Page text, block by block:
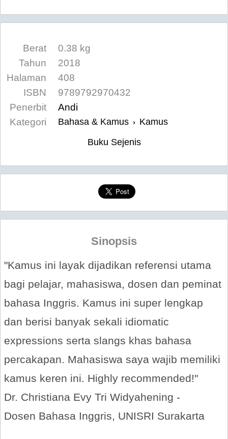
Berat
0.38 kg
Tahun
2018
Halaman
408
ISBN
9789792970432
Penerbit
Andi
Kategori
Bahasa & Kamus › Kamus
Buku Sejenis
Sinopsis
"Kamus ini layak dijadikan referensi utama
bagi pelajar, mahasiswa, dosen dan peminat
bahasa Inggris. Kamus ini super lengkap
dan berisi banyak sekali idiomatic
expressions serta slangs khas bahasa
percakapan. Mahasiswa saya wajib memiliki
kamus keren ini. Highly recommended!"
Dr. Christiana Evy Tri Widyahening -
Dosen Bahasa Inggris, UNISRI Surakarta